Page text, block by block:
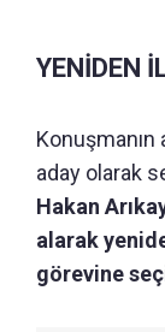
YENİDEN
Konuşmanın
aday olarak
Hakan
alarak
görevine